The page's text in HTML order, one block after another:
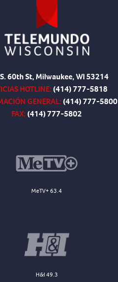
60th St, Milwaukee, WI 53214
HOTLINE:(414) 777-5818
GENERAL:(414) 777-5800
FAX:(414) 777-5802
MeTV+ 63.4
H&I 49.3